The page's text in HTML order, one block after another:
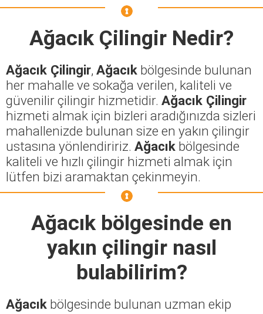
Ağacık Çilingir Nedir?
Ağacık Çilingir, Ağacık bölgesinde bulunan
her mahalle ve sokağa verilen, kaliteli ve
güvenilir çilingir hizmetidir. Ağacık Çilingir
hizmeti almak için bizleri aradığınızda sizleri
mahallenizde bulunan size en yakın çilingir
ustasına yönlendiririz. Ağacık bölgesinde
kaliteli ve hızlı çilingir hizmeti almak için
lütfen bizi aramaktan çekinmeyin.
Ağacıkbölgesinde en
yakın çilingir nasıl
bulabilirim?
Ağacık bölgesinde bulunan uzman ekip